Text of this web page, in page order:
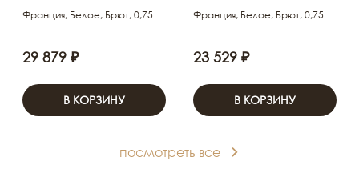
Франция, Белое, Брют, 0,75
29 879 ₽
В КОРЗИНУ
Франция, Белое, Брют, 0,75
23 529 ₽
В КОРЗИНУ
посмотреть все